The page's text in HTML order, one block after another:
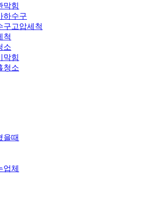
막힘
하수구
구고압세척
척
소
막힘
청소
을때
체